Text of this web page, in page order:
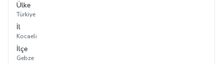
Ülke
Türkiye
İl
Kocaeli
İlçe
Gebze